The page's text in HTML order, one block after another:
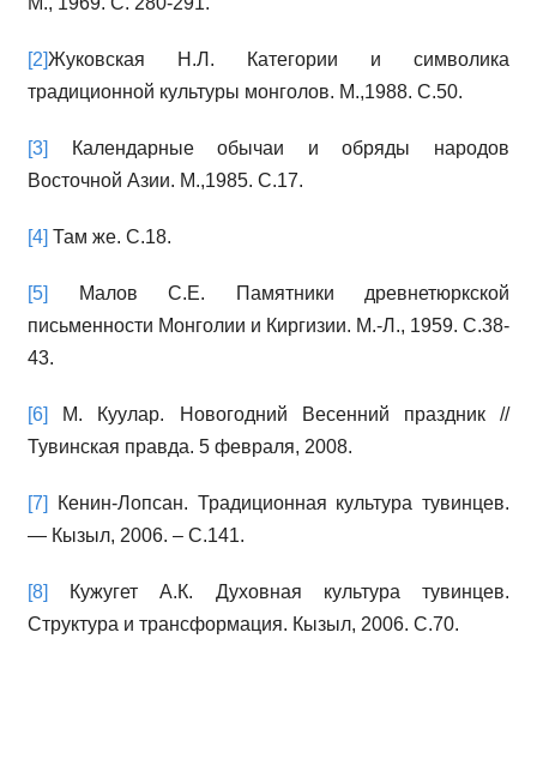
[2]Жуковская Н.Л. Категории и символика
традиционной культуры монголов. М.,1988. С.50.
[3]
Календарные обычаи и обряды народов
Восточной Азии. М.,1985. С.17.
[4] Там же. С.18.
[5]
Малов С.Е. Памятники древнетюркской
письменности Монголии и Киргизии. М.-Л., 1959. С.38-
43.
[6]
М. Куулар. Новогодний Весенний праздник //
Тувинская правда. 5 февраля, 2008.
[7]
Кенин-Лопсан. Традиционная культура тувинцев.
— Кызыл, 2006. – С.141.
[8]
Кужугет А.К. Духовная культура тувинцев.
Структура и трансформация. Кызыл, 2006. С.70.